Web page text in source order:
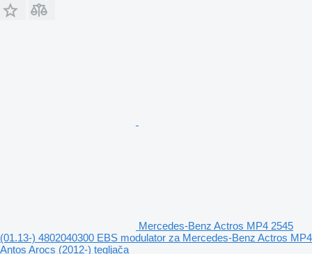
Mercedes-Benz Actros MP4 2545
(01.13-) 4802040300 EBS modulator za Mercedes-Benz Actros MP4
Antos Arocs (2012-) tegljača